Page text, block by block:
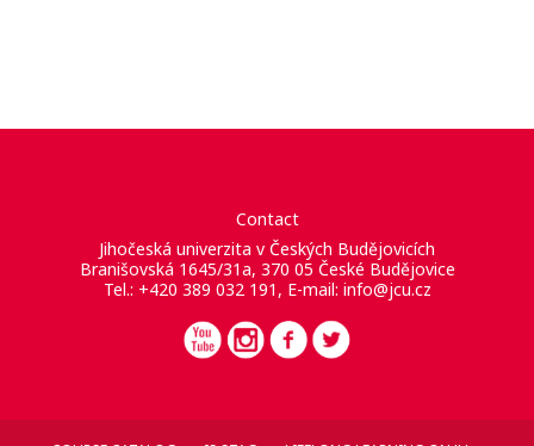
Contact
Jihočeská univerzita v Českých Budějovicích
Branišovská 1645/31a, 370 05 České Budějovice
Tel.: +420 389 032 191, E-mail: info@jcu.cz